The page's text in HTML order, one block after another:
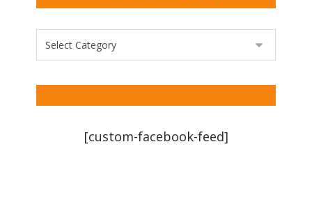
[custom-facebook-feed]